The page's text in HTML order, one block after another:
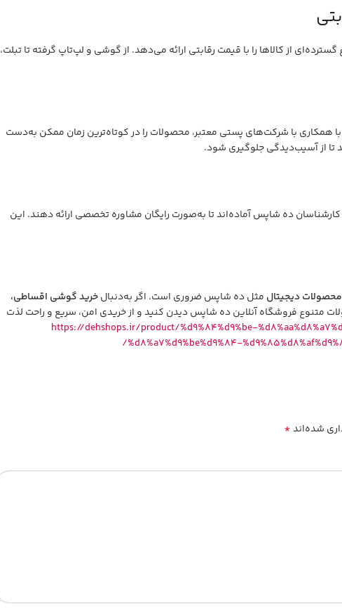
گسترده‌ای از کالاها را با قیمت رقابتی ارائه می‌دهد. از گوشی و لپ‌تاپ گرفته تا تبلت،
همکاری با شرکت‌های پستی معتبر، محصولات را در کوتاه‌ترین زمان ممکن به‌دست
تا از آسیب‌دیدگی جلوگیری شود.
کارشناسان ده شاپس آماده‌اند تا به‌صورت رایگان مشاوره تخصصی ارائه دهند. این
دیجیتال مثل ده شاپس ضروری است. اگر به‌دنبالخرید گوشی اقساطی،
متنوع فروشگاه آنلاین ده شاپس دیدن کنید و از خریدی امن، سریع و راحت لذت
https://dehshops.ir/product/%d9%84%d9%be-
%d8%a7%d9%be%d9%84-
شده‌اند*